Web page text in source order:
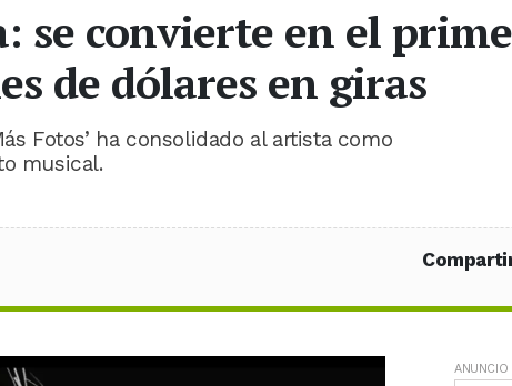
se convierte en el
de dólares en giras
Fotos’ ha consolidado al artista como
musical.
ANUNCIO